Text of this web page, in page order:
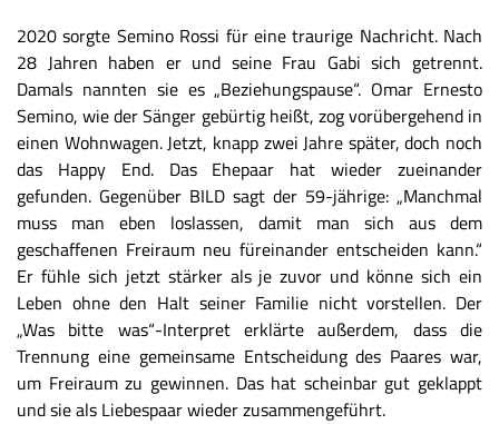
2020 sorgte Semino Rossi für eine traurige Nachricht. Nach
28 Jahren haben er und seine Frau Gabi sich getrennt.
Damals nannten sie es „Beziehungspause“. Omar Ernesto
Semino, wie der Sänger gebürtig heißt, zog vorübergehend in
einen Wohnwagen. Jetzt, knapp zwei Jahre später, doch noch
das Happy End. Das Ehepaar hat wieder zueinander
gefunden. Gegenüber BILD sagt der 59-jährige: „Manchmal
muss man eben loslassen, damit man sich aus dem
geschaffenen Freiraum neu füreinander entscheiden kann.“
Er fühle sich jetzt stärker als je zuvor und könne sich ein
Leben ohne den Halt seiner Familie nicht vorstellen. Der
„Was bitte was“-Interpret erklärte außerdem, dass die
Trennung eine gemeinsame Entscheidung des Paares war,
um Freiraum zu gewinnen. Das hat scheinbar gut geklappt
und sie als Liebespaar wieder zusammengeführt.